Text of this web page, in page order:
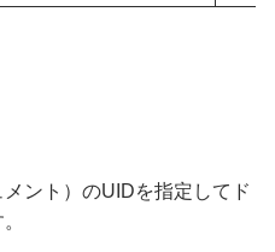
ント）のUIDを指定してド